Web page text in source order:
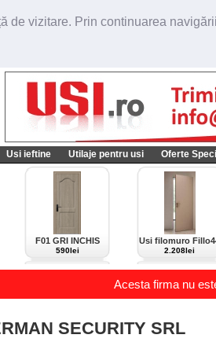
de vizitare. Prin continuarea
Usi ieftine Utilaje pentru usi Oferte
F01 GRI INCHIS
590lei
Usi filomuro
import Italia
2.208lei
Acesta firma nu
SECURITY SRL